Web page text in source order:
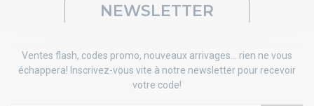
NEWSLETTER
Ventes flash, codes promo, nouveaux arrivages... rien ne vous
échappera! Inscrivez-vous vite à notre newsletter pour recevoir
votre code!